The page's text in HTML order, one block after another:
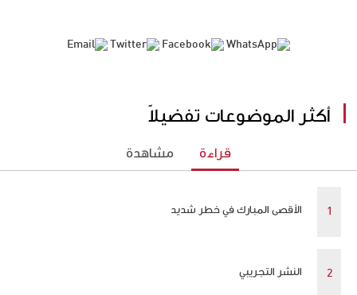
أكثر الموضوعات تفضيلاً
قراءة مشاهدة
الأقصى المبارك في خطر شديد
النشر التجريبي